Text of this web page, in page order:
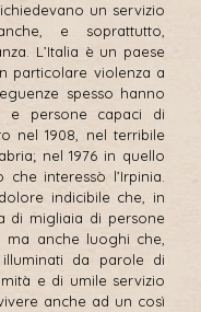
un servizio
e soprattutto,
L’Italia è un paese
particolare violenza a
spesso hanno
e persone capaci di
nel 1908, nel terribile
nel 1976 in quello
interessò l’Irpinia.
indicibile che, in
di migliaia di persone
ma anche luoghi che,
illuminati da parole di
e di umile servizio
anche ad un così